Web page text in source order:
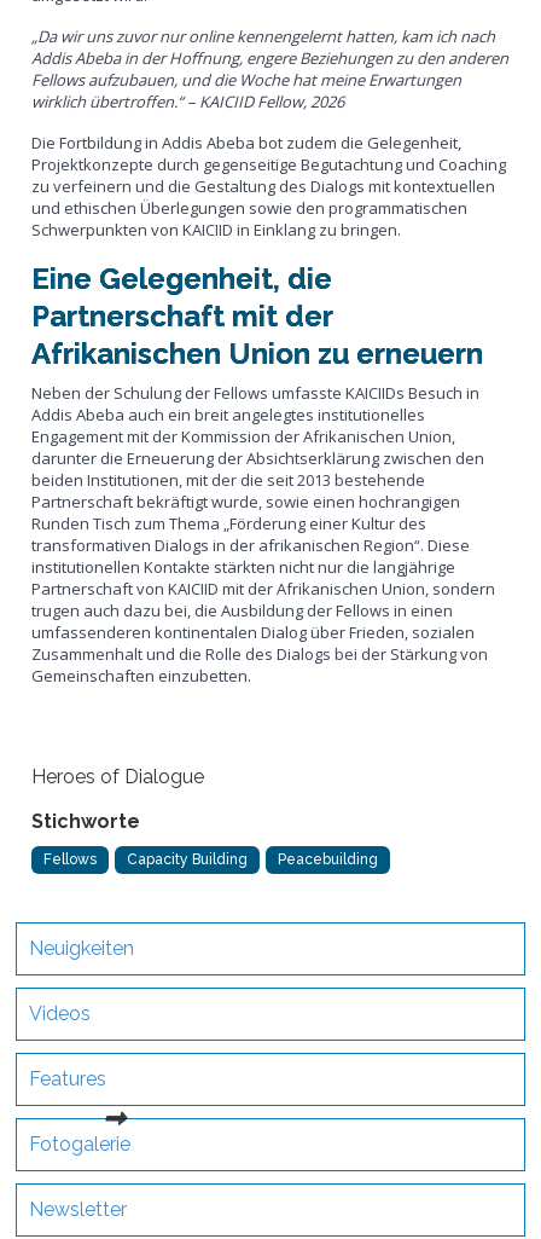
„Da wir uns zuvor nur online kennengelernt hatten, kam ich nach
Addis Abeba in der Hoffnung, engere Beziehungen zu den anderen
Fellows aufzubauen, und die Woche hat meine Erwartungen
wirklich übertroffen.“ – KAICIID Fellow, 2026
Die Fortbildung in Addis Abeba bot zudem die Gelegenheit,
Projektkonzepte durch gegenseitige Begutachtung und Coaching
zu verfeinern und die Gestaltung des Dialogs mit kontextuellen
und ethischen Überlegungen sowie den programmatischen
Schwerpunkten von KAICIID in Einklang zu bringen.
Eine Gelegenheit, die
Partnerschaft mit der
Afrikanischen Union zu erneuern
Neben der Schulung der Fellows umfasste KAICIIDs Besuch in
Addis Abeba auch ein breit angelegtes institutionelles
Engagement mit der Kommission der Afrikanischen Union,
darunter die Erneuerung der Absichtserklärung zwischen den
beiden Institutionen, mit der die seit 2013 bestehende
Partnerschaft bekräftigt wurde, sowie einen hochrangigen
Runden Tisch zum Thema „Förderung einer Kultur des
transformativen Dialogs in der afrikanischen Region“. Diese
institutionellen Kontakte stärkten nicht nur die langjährige
Partnerschaft von KAICIID mit der Afrikanischen Union, sondern
trugen auch dazu bei, die Ausbildung der Fellows in einen
umfassenderen kontinentalen Dialog über Frieden, sozialen
Zusammenhalt und die Rolle des Dialogs bei der Stärkung von
Gemeinschaften einzubetten.
Heroes of Dialogue
Stichworte
Fellows Capacity Building Peacebuilding
Neuigkeiten
Videos
Features
Fotogalerie
Newsletter